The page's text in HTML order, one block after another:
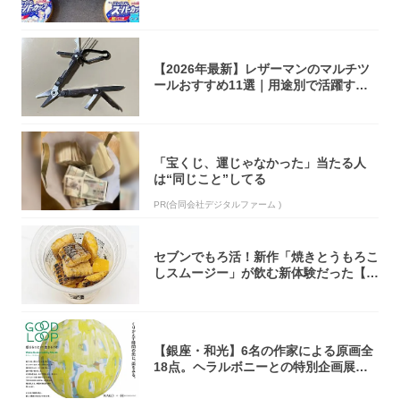
【2026年最新】レザーマンのマルチツ
ールおすすめ11選｜用途別で活躍する
「宝くじ、運じゃなかった」当たる人
は“同じこと”してる
PR(合同会社デジタルファーム )
セブンでもろ活！新作「焼きとうもろこ
しスムージー」が飲む新体験だった【東
【銀座・和光】6名の作家による原画全
18点。ヘラルボニーとの特別企画展「G